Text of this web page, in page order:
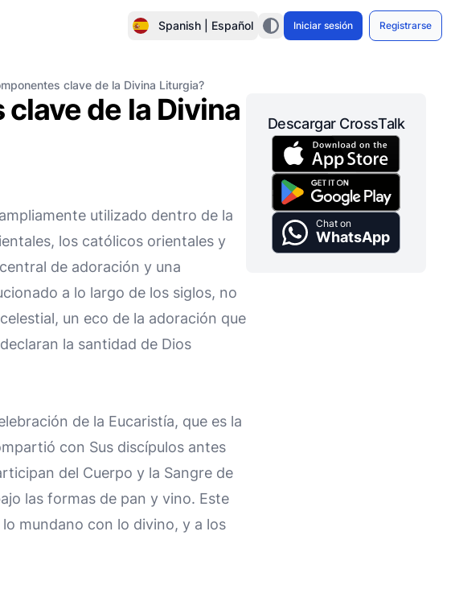
Spanish | Español Iniciar sesión Registrarse
clave de la Divina Liturgia?
de la Divina
utilizado dentro de la
los católicos orientales y
de adoración y una
a lo largo de los siglos, no
un eco de la adoración que
la santidad de Dios
de la Eucaristía, que es la
con Sus discípulos antes
del Cuerpo y la Sangre de
las formas de pan y vino. Este
mundano con lo divino, y a los
Descargar CrossTalk
Chat on
WhatsApp